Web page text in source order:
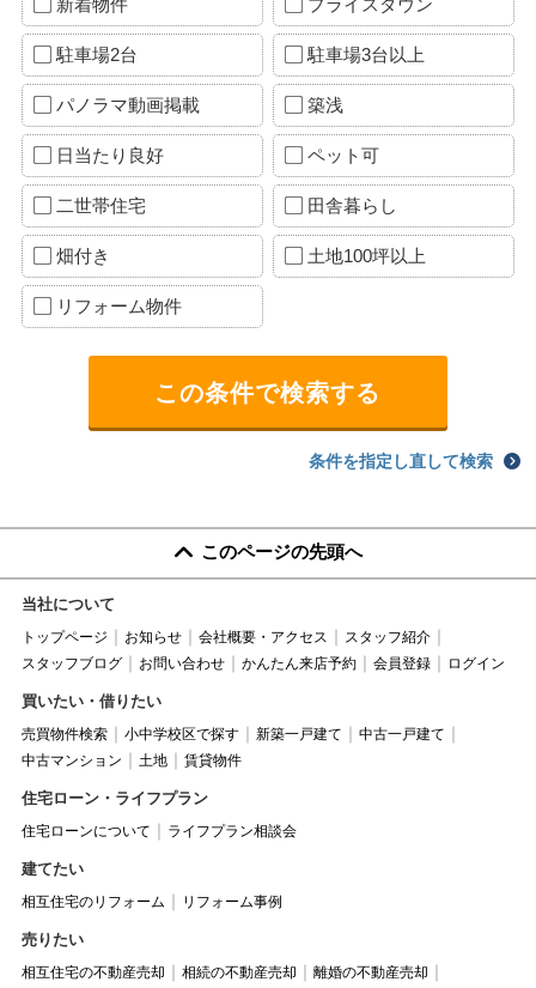
新着物件 プライスダウン
駐車場2台 駐車場3台以上
パノラマ動画掲載 築浅
日当たり良好 ペット可
二世帯住宅 田舎暮らし
畑付き 土地100坪以上
リフォーム物件
条件を指定し直して検索
このページの先頭へ
当社について
トップページ お知らせ 会社概要・アクセス
スタッフ紹介
スタッフブログ
お問い合わせ かんたん来店予約 会員登録 ログイン
買いたい・借りたい
売買物件検索 小中学校区で探す 新築一戸建て
中古一戸建て
中古マンション
土地 賃貸物件
住宅ローン・ライフプラン
住宅ローンについて ライフプラン相談会
建てたい
相互住宅のリフォーム リフォーム事例
売りたい
相互住宅の不動産売却 相続の不動産売却
離婚の不動産売却